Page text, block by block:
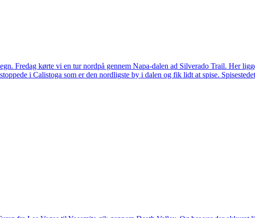
Fredag kørte vi en tur nordpå gennem Napa-dalen ad Silverado Trail. Her
i Calistoga som er den nordligste by i dalen og fik lidt at spise.